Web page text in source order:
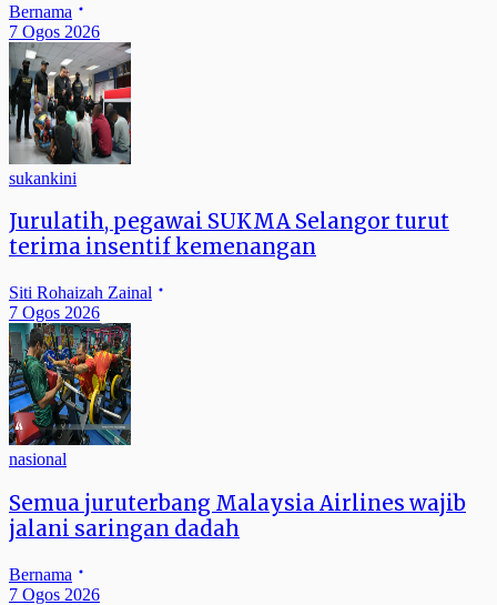
Bernama
7 Ogos 2026
sukankini
Jurulatih, pegawai SUKMA Selangor turut
terima insentif kemenangan
Siti Rohaizah Zainal
7 Ogos 2026
nasional
Semua juruterbang Malaysia Airlines wajib
jalani saringan dadah
Bernama
7 Ogos 2026